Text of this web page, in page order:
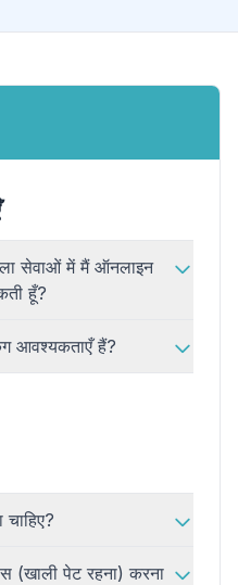
सेवाओं में मैं ऑनलाइन
हूँ?
आवश्यकताएँ हैं?
(खाली पेट रहना) करना